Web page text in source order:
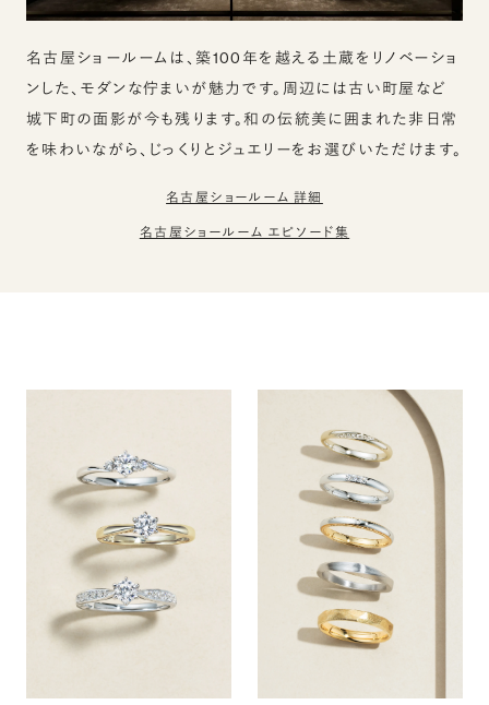
名古屋ショールームは、築100年を越える土蔵をリノベーショ
ンした、モダンな佇まいが魅力です。周辺には古い町屋など
城下町の面影が今も残ります。和の伝統美に囲まれた非日常
を味わいながら、じっくりとジュエリーをお選びいただけます。
名古屋ショールーム 詳細
名古屋ショールーム エピソード集